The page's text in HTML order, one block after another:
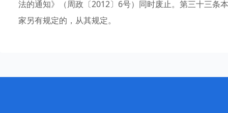
法的通知》（周政〔2012〕6号）同时废止。第三十三条
家另有规定的，从其规定。